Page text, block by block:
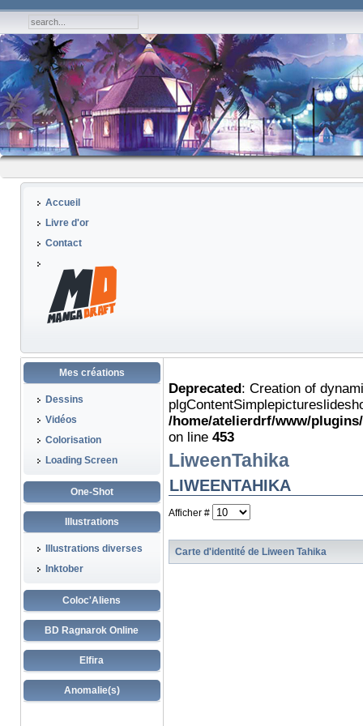
Accueil
Livre d'or
Contact
Mes créations
Dessins
Vidéos
Colorisation
Loading Screen
One-Shot
Illustrations
Illustrations diverses
Inktober
Coloc'Aliens
BD Ragnarok Online
Elfira
Anomalie(s)
Deprecated: Creation of
/home/atelierdrf/www/
on line 453
LiweenTahika
LIWEENTAHIKA
Afficher #
Carte d'identité de Liween Tahika